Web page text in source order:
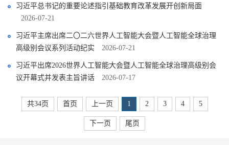
习近平总书记的重要论述指引基础教育改革发展开创新局面
2026-07-21
习近平主席出席二〇二六世界人工智能大会暨人工智能全球治理
高级别会议系列活动纪实
2026-07-21
习近平出席2026世界人工智能大会暨人工智能全球治理高级别会
议开幕式并发表主旨讲话
2026-07-17
共34页 首页 上一页 1 2 3 4 5
下一页 尾页